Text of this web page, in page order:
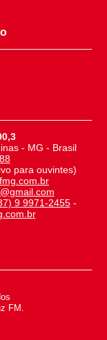
- MG - Brasil
para ouvintes)
9 9971-2455-
FM.